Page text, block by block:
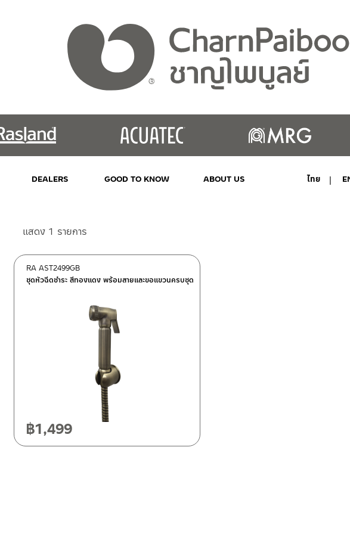
DEALERS GOOD TO KNOW ABOUT US ไทย
แสดง 1 รายการ
ชุดหัวฉีดชำระ สีทองแดง พร้อมสายและขอแขวนครบชุด
RA AST2499GB
฿1,499